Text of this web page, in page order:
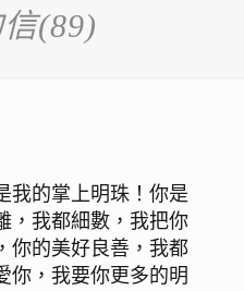
(89)
我的掌上明珠！你是
，我都細數，我把你
你的美好良善，我都
你，我要你更多的明